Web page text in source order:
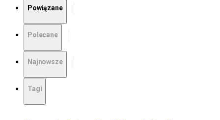
Powiązane
Polecane
Najnowsze
Tagi